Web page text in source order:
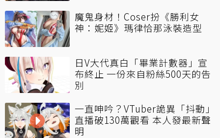
魔鬼身材！Coser扮《勝利女
神：妮姬》瑪律恰那泳裝造型
日V大代真白「畢業計數器」宣
布終止 一份來自粉絲500天的告
別
一直呻吟？VTuber詭異「抖動」
直播破130萬觀看 本人發最新聲
明